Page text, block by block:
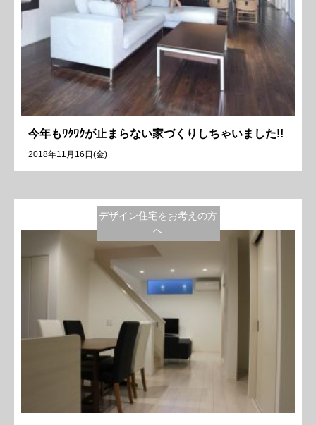
今年もﾜｸﾜｸが止まらない家づくりしちゃいました!!
2018年11月16日(金)
デザイン住宅をお考えの方
へ